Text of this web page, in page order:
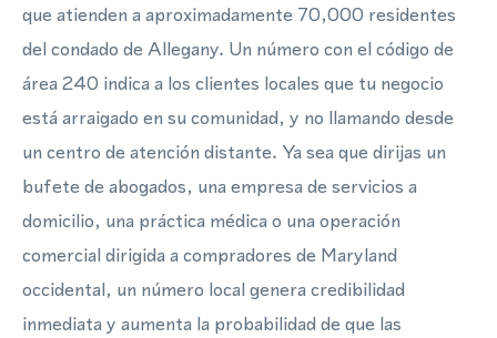
que atienden a aproximadamente 70,000 residentes
del condado de Allegany. Un número con el código de
área 240 indica a los clientes locales que tu negocio
está arraigado en su comunidad, y no llamando desde
un centro de atención distante. Ya sea que dirijas un
bufete de abogados, una empresa de servicios a
domicilio, una práctica médica o una operación
comercial dirigida a compradores de Maryland
occidental, un número local genera credibilidad
inmediata y aumenta la probabilidad de que las